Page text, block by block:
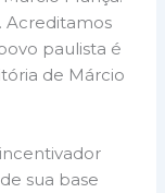
Acreditamos
paulista é
de Márcio
sua base